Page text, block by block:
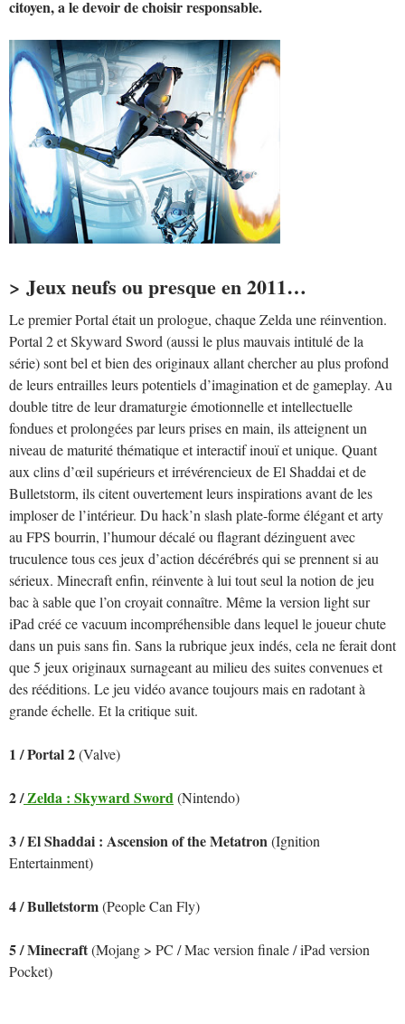
citoyen, a le devoir de choisir responsable.
> Jeux neufs ou presque en 2011…
Le premier Portal était un prologue, chaque Zelda une réinvention.
Portal 2 et Skyward Sword (aussi le plus mauvais intitulé de la
série) sont bel et bien des originaux allant chercher au plus profond
de leurs entrailles leurs potentiels d’imagination et de gameplay. Au
double titre de leur dramaturgie émotionnelle et intellectuelle
fondues et prolongées par leurs prises en main, ils atteignent un
niveau de maturité thématique et interactif inouï et unique. Quant
aux clins d’œil supérieurs et irrévérencieux de El Shaddai et de
Bulletstorm, ils citent ouvertement leurs inspirations avant de les
imploser de l’intérieur. Du hack’n slash plate-forme élégant et arty
au FPS bourrin, l’humour décalé ou flagrant dézinguent avec
truculence tous ces jeux d’action décérébrés qui se prennent si au
sérieux. Minecraft enfin, réinvente à lui tout seul la notion de jeu
bac à sable que l’on croyait connaître. Même la version light sur
iPad créé ce vacuum incompréhensible dans lequel le joueur chute
dans un puis sans fin. Sans la rubrique jeux indés, cela ne ferait dont
que 5 jeux originaux surnageant au milieu des suites convenues et
des rééditions. Le jeu vidéo avance toujours mais en radotant à
grande échelle. Et la critique suit.
1 / Portal 2(Valve)
2 /Zelda : Skyward Sword(Nintendo)
3 / El Shaddai : Ascension of the Metatron(Ignition
Entertainment)
4 / Bulletstorm(People Can Fly)
5 / Minecraft(Mojang > PC / Mac version finale / iPad version
Pocket)